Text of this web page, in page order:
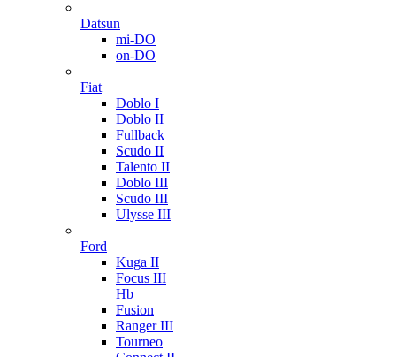
Datsun
mi-DO
on-DO
Fiat
Doblo I
Doblo II
Fullback
Scudo II
Talento II
Doblo III
Scudo III
Ulysse III
Ford
Kuga II
Focus III
Hb
Fusion
Ranger III
Tourneo